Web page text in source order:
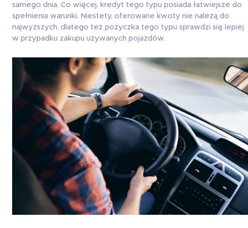
samego dnia. Co więcej, kredyt tego typu posiada łatwiejsze do
spełnienia warunki. Niestety, oferowane kwoty nie należą do
najwyższych, dlatego też pożyczka tego typu sprawdzi się lepiej
w przypadku zakupu używanych pojazdów.